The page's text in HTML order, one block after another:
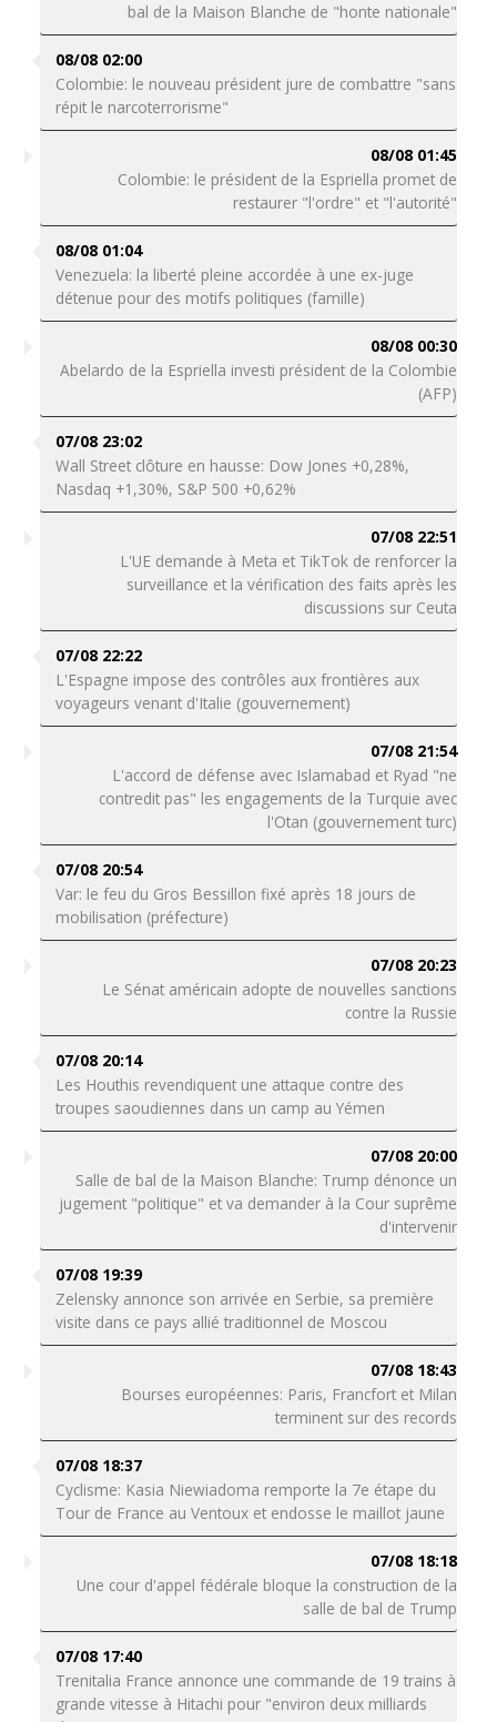
bal de la Maison Blanche de "honte nationale"
08/08 02:00
Colombie: le nouveau président jure de combattre "sans
répit le narcoterrorisme"
08/08 01:45
Colombie: le président de la Espriella promet de
restaurer "l'ordre" et "l'autorité"
08/08 01:04
Venezuela: la liberté pleine accordée à une ex-juge
détenue pour des motifs politiques (famille)
08/08 00:30
Abelardo de la Espriella investi président de la Colombie
(AFP)
07/08 23:02
Wall Street clôture en hausse: Dow Jones +0,28%,
Nasdaq +1,30%, S&P 500 +0,62%
07/08 22:51
L'UE demande à Meta et TikTok de renforcer la
surveillance et la vérification des faits après les
discussions sur Ceuta
07/08 22:22
L'Espagne impose des contrôles aux frontières aux
voyageurs venant d'Italie (gouvernement)
07/08 21:54
L'accord de défense avec Islamabad et Ryad "ne
contredit pas" les engagements de la Turquie avec
l'Otan (gouvernement turc)
07/08 20:54
Var: le feu du Gros Bessillon fixé après 18 jours de
mobilisation (préfecture)
07/08 20:23
Le Sénat américain adopte de nouvelles sanctions
contre la Russie
07/08 20:14
Les Houthis revendiquent une attaque contre des
troupes saoudiennes dans un camp au Yémen
07/08 20:00
Salle de bal de la Maison Blanche: Trump dénonce un
jugement "politique" et va demander à la Cour suprême
d'intervenir
07/08 19:39
Zelensky annonce son arrivée en Serbie, sa première
visite dans ce pays allié traditionnel de Moscou
07/08 18:43
Bourses européennes: Paris, Francfort et Milan
terminent sur des records
07/08 18:37
Cyclisme: Kasia Niewiadoma remporte la 7e étape du
Tour de France au Ventoux et endosse le maillot jaune
07/08 18:18
Une cour d'appel fédérale bloque la construction de la
salle de bal de Trump
07/08 17:40
Trenitalia France annonce une commande de 19 trains à
grande vitesse à Hitachi pour "environ deux milliards